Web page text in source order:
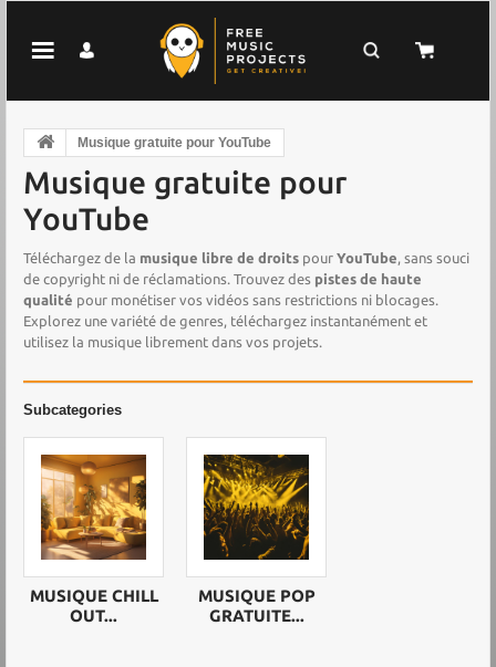
Musique gratuite pour YouTube
Musique gratuite pour
YouTube
Téléchargez de la musique libre de droits pour YouTube, sans souci
de copyright ni de réclamations. Trouvez des pistes de haute
qualité pour monétiser vos vidéos sans restrictions ni blocages.
Explorez une variété de genres, téléchargez instantanément et
utilisez la musique librement dans vos projets.
Subcategories
MUSIQUE CHILL
OUT...
MUSIQUE POP
GRATUITE...